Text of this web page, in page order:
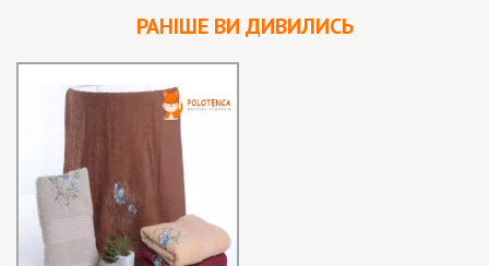
РАНІШЕ ВИ ДИВИЛИСЬ